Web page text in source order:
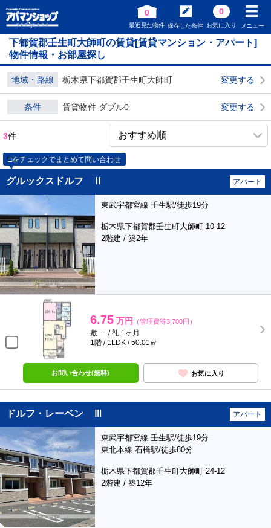
0
最近見た物件 保存した条件
0
お気に入り メニュー
下都賀郡壬生町大師町の賃貸[賃貸マンション・アパート]
物件情報・お部屋探し
地域・路線 栃木県下都賀郡壬生町大師町 変更する
条件 賃貸物件 ダブル0 変更する
3件
□をチェックでまとめて問い合わせ
グルックスドルフ Ⅱ アパート
東武宇都宮線 壬生駅/徒歩19分
栃木県下都賀郡壬生町大師町 10-12
2階建 / 築2年
6.75 万円 （管理費等3,700円）
敷 － / 礼 1ヶ月
1階 / 1LDK / 50.01㎡
お問い合わせ(無料) お気に入り
ドルフ・レーベン Ⅲ アパート
東武宇都宮線 壬生駅/徒歩19分
東北本線 石橋駅/徒歩80分
栃木県下都賀郡壬生町大師町 24-12
2階建 / 築12年